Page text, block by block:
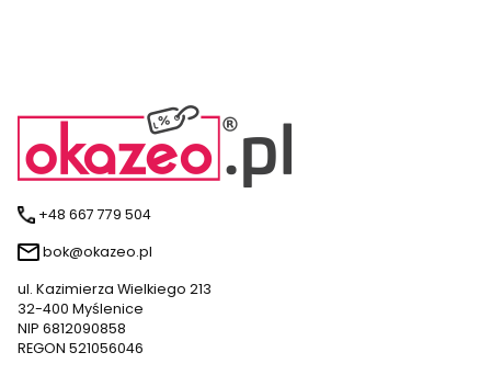
+48 667 779 504
bok@okazeo.pl
ul. Kazimierza Wielkiego 213
32-400 Myślenice
NIP 6812090858
REGON 521056046